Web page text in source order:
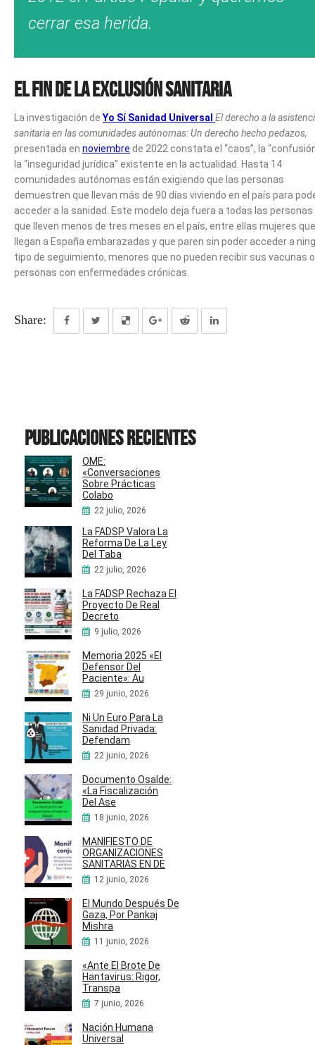
cerrar esa herida.
El fin de la exclusión sanitaria
La investigación de Yo Sí Sanidad Universal El derecho a la
sanitaria en las comunidades autónomas: Un derecho hecho pedazos,
presentada en noviembre de 2022 constata el “caos”, la
la “inseguridad jurídica” existente en la actualidad. Hasta 14
comunidades autónomas están exigiendo que las personas
demuestren que llevan más de 90 días viviendo en el país para
acceder a la sanidad. Este modelo deja fuera a todas las personas
que lleven menos de tres meses en el país, entre ellas mujeres que
llegan a España embarazadas y que paren sin poder acceder a
tipo de seguimiento, menores que no pueden recibir sus vacunas o
personas con enfermedades crónicas.
Share:
Publicaciones recientes
OME:
«Conversaciones
Sobre Prácticas
Colabo
22 julio, 2026
La FADSP Valora La
Reforma De La Ley
Del Taba
22 julio, 2026
La FADSP Rechaza El
Proyecto De Real
Decreto
9 julio, 2026
Memoria 2025 «El
Defensor Del
Paciente»: Au
29 junio, 2026
Ni Un Euro Para La
Sanidad Privada:
Defendam
22 junio, 2026
Documento Osalde:
«La Fiscalización
Del Ase
18 junio, 2026
MANIFIESTO DE
ORGANIZACIONES
SANITARIAS EN DE
12 junio, 2026
El Mundo Después De
Gaza, Por Pankaj
Mishra
11 junio, 2026
«Ante El Brote De
Hantavirus: Rigor,
Transpa
7 junio, 2026
Nación Humana
Universal